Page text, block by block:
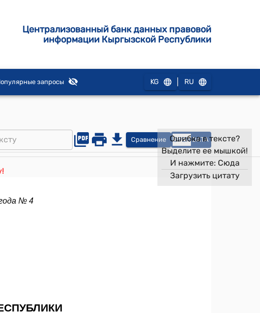
Централизованный банк данных правовой
информации Кыргызской Республики
запросы KG RU
Сравнение OPEN DATA
Ошибка в тексте?
Выделите ее мышкой!
И нажмите: Сюда
Загрузить цитату